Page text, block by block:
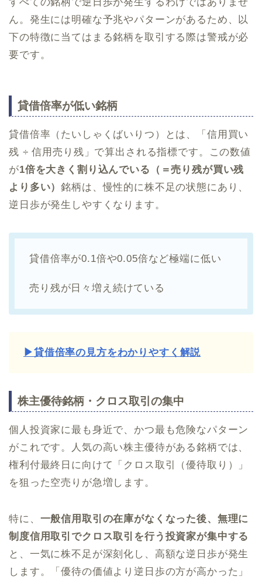
ん。発生には明確な予兆やパターンがあるため、以
下の特徴に当てはまる銘柄を取引する際は警戒が必
要です。
貸借倍率が低い銘柄
貸借倍率（たいしゃくばいりつ）とは、「信用買い
残 ÷ 信用売り残」で算出される指標です。この数値
が1倍を大きく割り込んでいる（＝売り残が買い残
より多い）銘柄は、慢性的に株不足の状態にあり、
逆日歩が発生しやすくなります。
貸借倍率が0.1倍や0.05倍など極端に低い
売り残が日々増え続けている
▶貸借倍率の見方をわかりやすく解説
株主優待銘柄・クロス取引の集中
個人投資家に最も身近で、かつ最も危険なパターン
がこれです。人気の高い株主優待がある銘柄では、
権利付最終日に向けて「クロス取引（優待取り）」
を狙った空売りが急増します。
特に、 一般信用取引の在庫がなくなった後、無理に
制度信用取引でクロス取引を行う投資家が集中する
と、一気に株不足が深刻化し、高額な逆日歩が発生
します。「優待の価値より逆日歩の方が高かった」